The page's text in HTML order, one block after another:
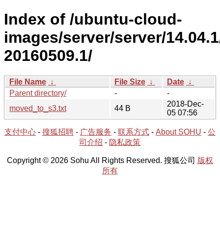
Index of /ubuntu-cloud-
images/server/server/
20160509.1/
File Name ↓ File Size ↓ Date ↓
Parent directory/
-
-
moved_to_s3.txt
44 B
2018-Dec-
05 07:56
支付中心 - 搜狐招聘 - 广告服务 - 联系方式 - About SOHU - 公
司介绍 - 隐私政策
Copyright © 2026 Sohu All Rights Reserved. 搜狐公司 版权
所有